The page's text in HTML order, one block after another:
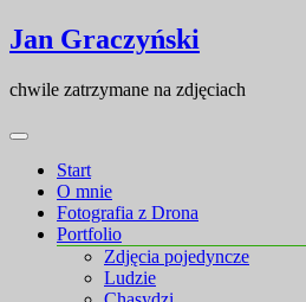
Skip
to
Skip
to
Jan Graczyński
chwile zatrzymane na zdjęciach
Start
O mnie
Fotografia z Drona
Portfolio
Zdjęcia pojedyncze
Ludzie